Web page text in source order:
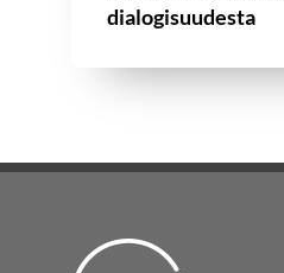
dialogisuudesta